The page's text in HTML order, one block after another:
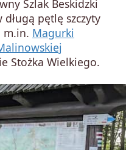
Szlak Beskidzki
długą pętlę szczyty
m.in. Magurki
Stożka Wielkiego.